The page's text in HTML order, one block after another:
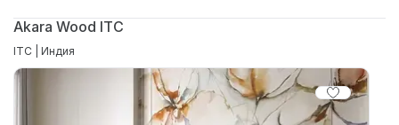
Akara Wood ITC
ITC | Индия